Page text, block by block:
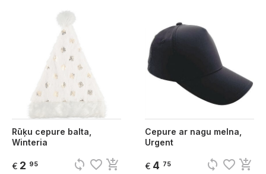
Rūķu cepure balta,
Winteria
€ 2 95 sync favorite_border add_shopping_cart
Cepure ar nagu melna,
Urgent
€ 4 75 sync favorite_border add_shopping_cart